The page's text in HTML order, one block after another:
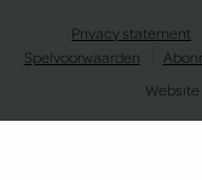
Privacy statement
Spelvoorwaarden